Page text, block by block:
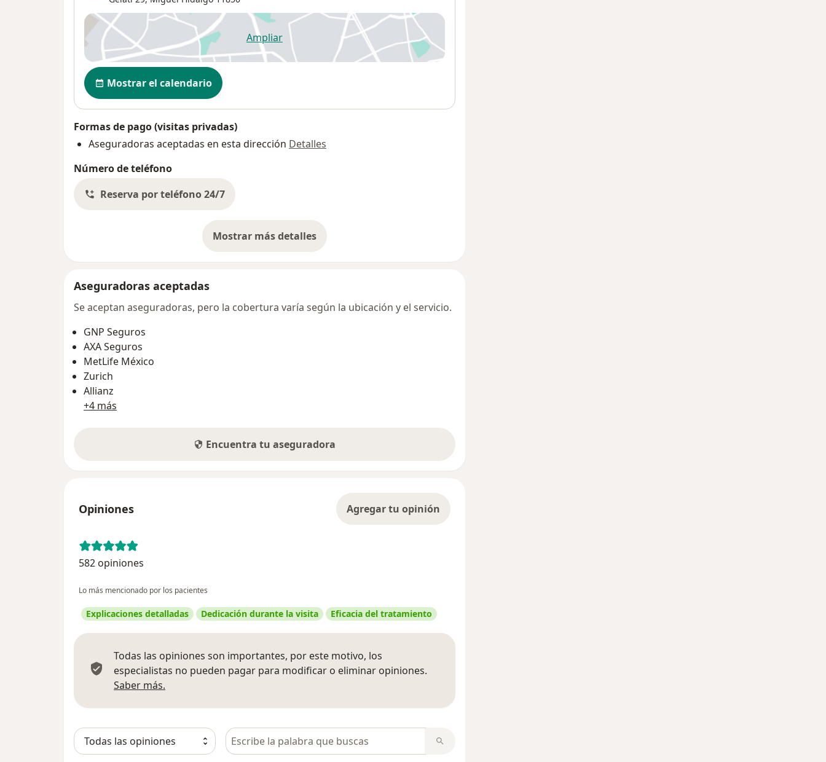
Ampliarse abre en una nueva pestaña
Disponibilidad
Mostrar el calendario
Formas de pago (visitas privadas)
Aseguradoras aceptadas en esta dirección Detalles
Número de teléfono
Reserva por teléfono 24/7
Mostrar más detalles
sobre la dirección
Aseguradoras aceptadas
Se aceptan aseguradoras, pero la cobertura varía según la ubicación y el servicio.
GNP Seguros
AXA Seguros
MetLife México
Zurich
Allianz
+4 más
Encuentra tu aseguradora
Opiniones Agregar tu opinión
582 opiniones
Lo más mencionado por los pacientes
Explicaciones detalladas Dedicación durante la visita Eficacia del tratamiento
Todas las opiniones son importantes, por este motivo, los
especialistas no pueden pagar para modificar o eliminar opiniones.
Saber más.
Busca en opiniones